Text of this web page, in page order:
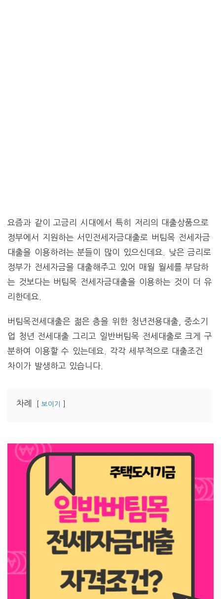
요즘과 같이 고금리 시대에서 특히 저리의 대출상품으로
정부에서 지원하는 서민전세자금대출로 버팀목 전세자금
대출을 이용하려는 분들이 많이 있으신데요. 낮은 금리로
정부가 전세자금을 대출해주고 있어 매월 월세를 부담하
는 것보다는 버팀목 전세자금대출을 이용하는 것이 더 유
리한데요.
버팀목전세대출은 젊은 층을 위한 청년전용대출, 중소기
업 청년 전세대출 그리고 일반버팀목 전세대출로 크게 구
분하여 이용할 수 있는데요. 각각 세부적으로 대출조건
차이가 발생하고 있습니다.
차례 보이기